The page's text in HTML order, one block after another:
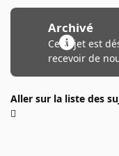
Archivé
Ce sujet est
recevoir de
Aller sur la liste des